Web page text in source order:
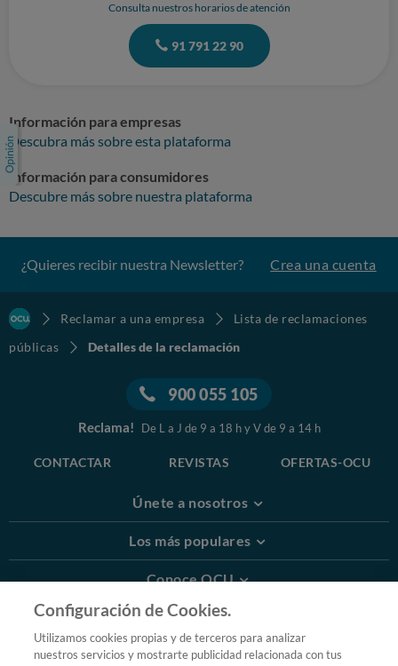
Consulta nuestros horarios de atención
91 791 22 90
Información para empresas
Descubra más sobre esta plataforma
Información para consumidores
Descubre más sobre nuestra plataforma
¿Quieres recibir nuestra Newsletter? Crea una cuenta
Reclamar a una empresa
Lista de reclamaciones
públicas
Detalles de la reclamación
900 055 105
Reclama! De L a J de 9 a 18 h y V de 9 a 14 h
CONTACTAR REVISTAS OFERTAS-OCU
Únete a nosotros
Los más populares
Conoce OCU
Más Información
© 2026 OCU
Configuración de Cookies.
Utilizamos cookies propias y de terceros para analizar
nuestros servicios y mostrarte publicidad relacionada con tus